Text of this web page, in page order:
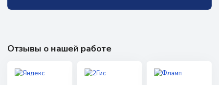
Отзывы о нашей работе